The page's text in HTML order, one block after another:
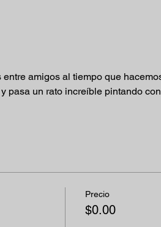
amigos al tiempo que
pasa un rato increíble pintando
Precio
$0.00